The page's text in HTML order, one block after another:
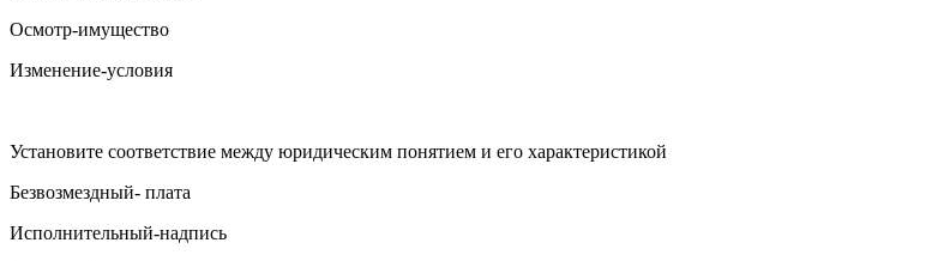
Осмотр-имущество
Изменение-условия
Установите соответствие между юридическим понятием и его характеристикой
Безвозмездный- плата
Исполнительный-надпись